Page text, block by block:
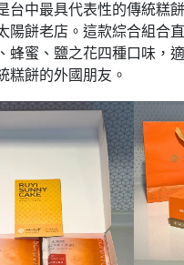
台中最具代表性的傳統糕
陽餅老店。這款綜合組合
蜂蜜、鹽之花四種口味，
糕餅的外國朋友。